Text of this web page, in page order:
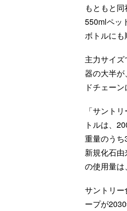
もともと
550mlペッ
ボトルにも
主力サイ
器の大半
ドチェー
「サント
トルは、
重量のう
新規化石
の使用量は
サントリ
ープが